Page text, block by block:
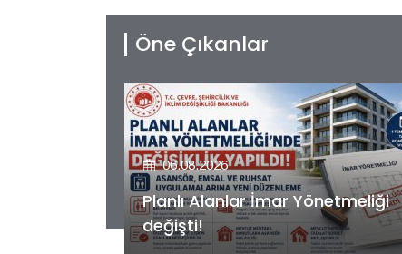
Öne Çıkanlar
06.08.2026
Kiler GYO’dan Pendik Dolayoba
projesiyle ilgili önemli adım!